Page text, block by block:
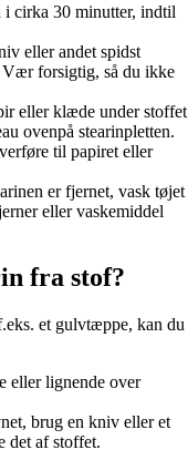
i cirka 30 minutter, indtil
eller andet spidst
Vær forsigtig, så du ikke
eller klæde under stoffet
ovenpå stearinpletten.
til papiret eller
er fjernet, vask tøjet
eller vaskemiddel
fra stof?
et gulvtæppe, kan du
eller lignende over
brug en kniv eller et
det af stoffet.